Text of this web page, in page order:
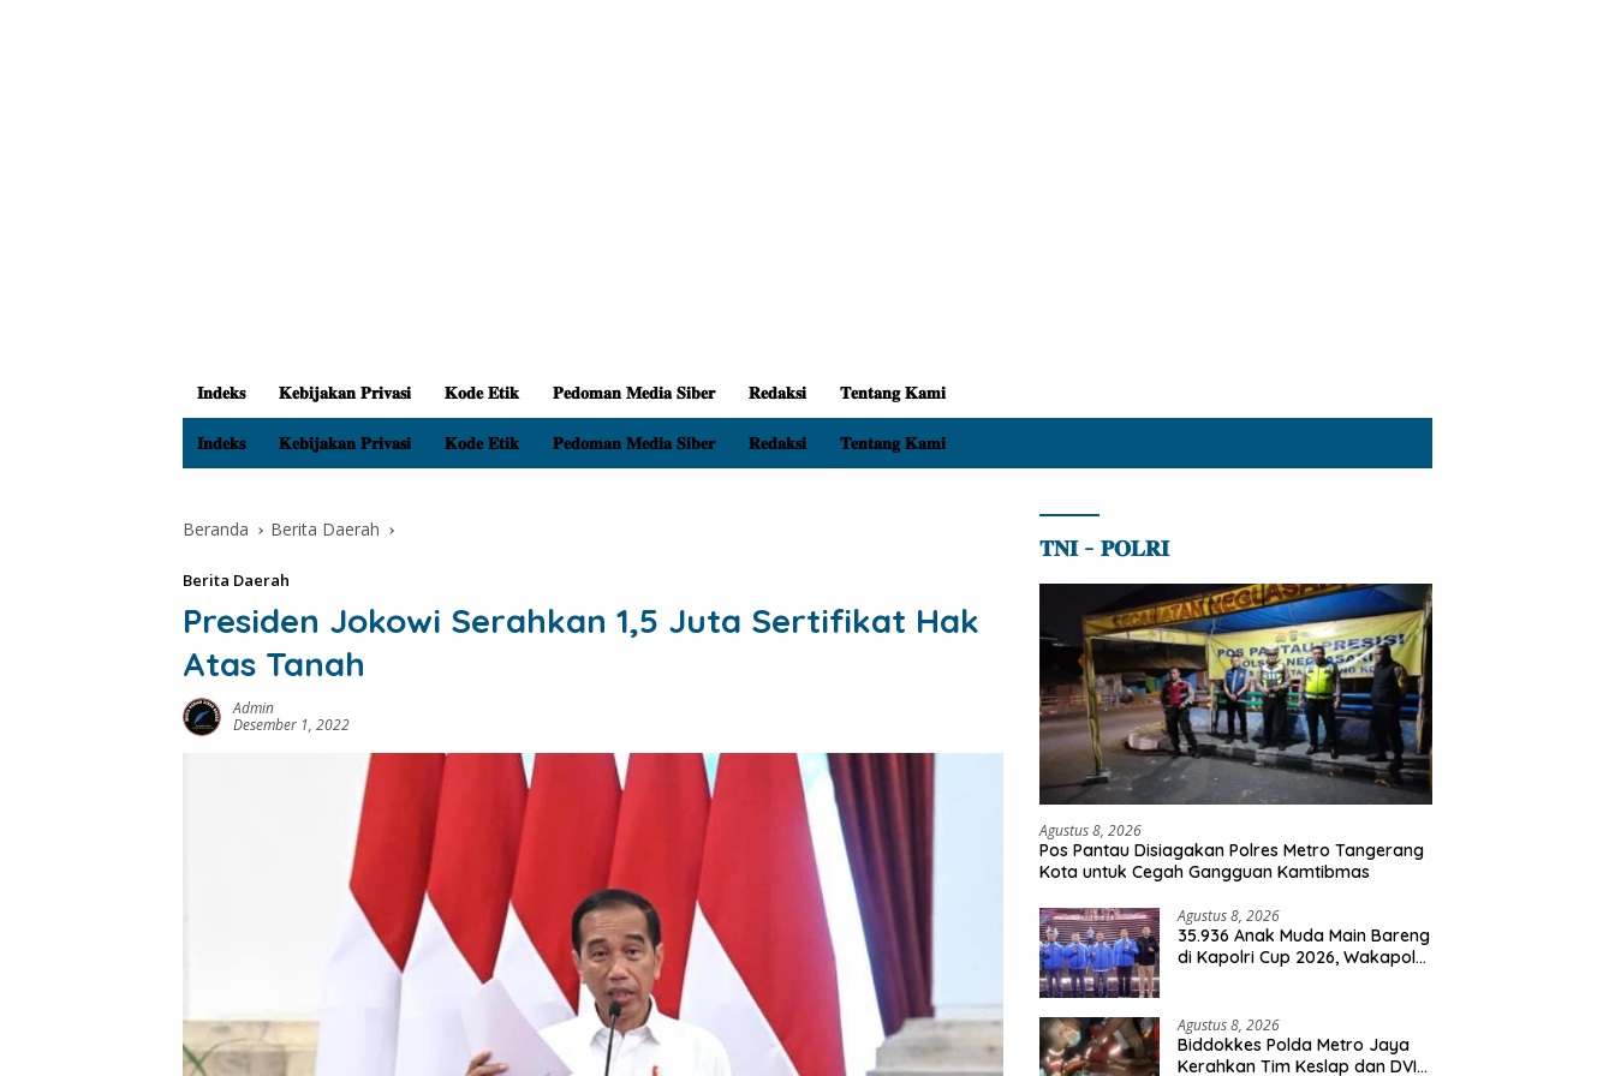
𝐈𝐧𝐝𝐞𝐤𝐬 𝐊𝐞𝐛𝐢𝐣𝐚𝐤𝐚𝐧 𝐏𝐫𝐢𝐯𝐚𝐬𝐢 𝐊𝐨𝐝𝐞 𝐄𝐭𝐢𝐤 𝐏𝐞𝐝𝐨𝐦𝐚𝐧 𝐌𝐞𝐝𝐢𝐚 𝐒𝐢𝐛𝐞𝐫 𝐑𝐞𝐝𝐚𝐤𝐬𝐢 𝐓𝐞𝐧𝐭𝐚𝐧𝐠 𝐊𝐚𝐦𝐢
𝐈𝐧𝐝𝐞𝐤𝐬 𝐊𝐞𝐛𝐢𝐣𝐚𝐤𝐚𝐧 𝐏𝐫𝐢𝐯𝐚𝐬𝐢 𝐊𝐨𝐝𝐞 𝐄𝐭𝐢𝐤 𝐏𝐞𝐝𝐨𝐦𝐚𝐧 𝐌𝐞𝐝𝐢𝐚 𝐒𝐢𝐛𝐞𝐫 𝐑𝐞𝐝𝐚𝐤𝐬𝐢 𝐓𝐞𝐧𝐭𝐚𝐧𝐠 𝐊𝐚𝐦𝐢
Beranda Berita Daerah
Berita Daerah
Presiden Jokowi Serahkan 1,5 Juta Sertifikat Hak
Atas Tanah
Admin
Desember 1, 2022
𝐓𝐍𝐈 – 𝐏𝐎𝐋𝐑𝐈
Agustus 8, 2026
Pos Pantau Disiagakan Polres Metro Tangerang
Kota untuk Cegah Gangguan Kamtibmas
Agustus 8, 2026
35.936 Anak Muda Main Bareng
di Kapolri Cup 2026, Wakapolri:
Agustus 8, 2026
Biddokkes Polda Metro Jaya
Kerahkan Tim Keslap dan DVI